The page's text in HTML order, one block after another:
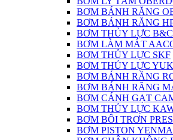
BƠM BÁNH RĂNG
BƠM BÁNH RĂNG
BƠM THỦY LỰC
BƠM LÀM MÁT
BƠM THỦY LỰC SKF
BƠM THỦY LỰC
BƠM BÁNH RĂNG
BƠM BÁNH RĂNG
BƠM CÁNH GẠT
BƠM THỦY LỰC
BƠM BÔI TRƠN
BƠM PISTON